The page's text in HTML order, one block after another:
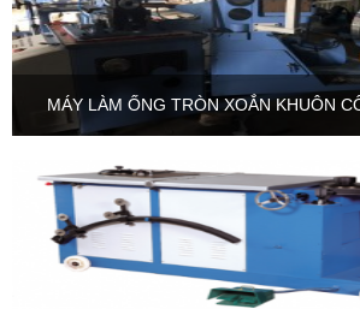
MÁY LÀM ỐNG TRÒN XOẮN KHUÔN